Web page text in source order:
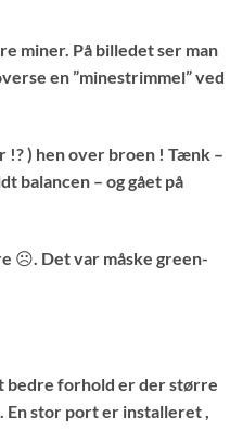
miner. På billedet ser man
en ”minestrimmel” ved
) hen over broen ! Tænk –
balancen – og gået på
☹. Det var måske green-
forhold er der større
stor port er installeret ,